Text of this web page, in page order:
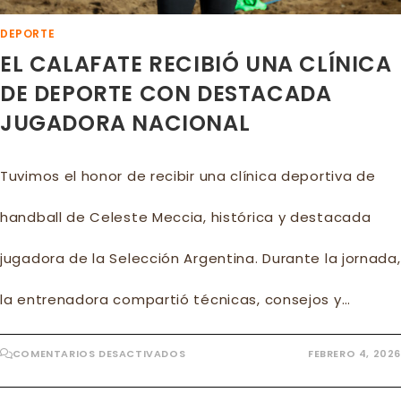
DEPORTE
EL CALAFATE RECIBIÓ UNA CLÍNICA
DE DEPORTE CON DESTACADA
JUGADORA NACIONAL
Tuvimos el honor de recibir una clínica deportiva de
handball de Celeste Meccia, histórica y destacada
jugadora de la Selección Argentina. Durante la jornada,
la entrenadora compartió técnicas, consejos y…
COMENTARIOS DESACTIVADOSEN
RECIBIÓ
FEBRERO 4, 2026